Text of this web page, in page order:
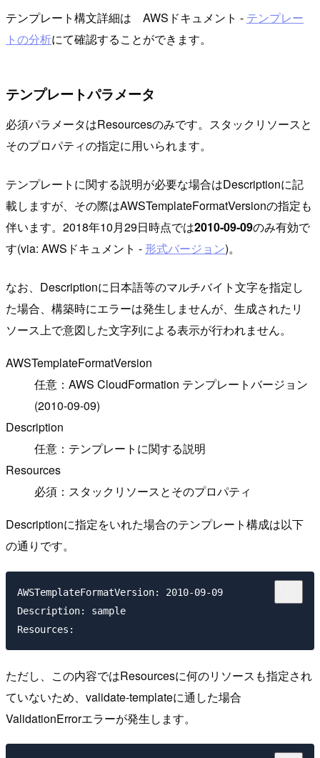
テンプレート構文詳細は AWSドキュメント - テンプレー
トの分析にて確認することができます。
テンプレートパラメータ
必須パラメータはResourcesのみです。スタックリソースと
そのプロパティの指定に用いられます。
テンプレートに関する説明が必要な場合はDescriptionに記
載しますが、その際はAWSTemplateFormatVersionの指定も
伴います。2018年10月29日時点では2010-09-09のみ有効で
す(via: AWSドキュメント - 形式バージョン)。
なお、Descriptionに日本語等のマルチバイト文字を指定し
た場合、構築時にエラーは発生しませんが、生成されたリ
ソース上で意図した文字列による表示が行われません。
AWSTemplateFormatVersion
任意：AWS CloudFormation テンプレートバージョン
(2010-09-09)
Description
任意：テンプレートに関する説明
Resources
必須：スタックリソースとそのプロパティ
Descriptionに指定をいれた場合のテンプレート構成は以下
の通りです。
AWSTemplateFormatVersion: 2010-09-09
Description: sample
ただし、この内容ではResourcesに何のリソースも指定され
ていないため、validate-templateに通した場合
ValidationErrorエラーが発生します。